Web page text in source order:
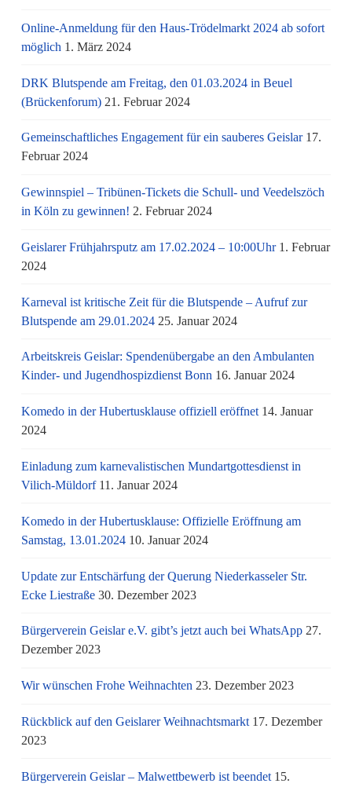
Online-Anmeldung für den Haus-Trödelmarkt 2024 ab sofort
möglich 1. März 2024
DRK Blutspende am Freitag, den 01.03.2024 in Beuel
(Brückenforum) 21. Februar 2024
Gemeinschaftliches Engagement für ein sauberes Geislar 17.
Februar 2024
Gewinnspiel – Tribünen-Tickets die Schull- und Veedelszöch
in Köln zu gewinnen! 2. Februar 2024
Geislarer Frühjahrsputz am 17.02.2024 – 10:00Uhr 1. Februar
2024
Karneval ist kritische Zeit für die Blutspende – Aufruf zur
Blutspende am 29.01.2024 25. Januar 2024
Arbeitskreis Geislar: Spendenübergabe an den Ambulanten
Kinder- und Jugendhospizdienst Bonn 16. Januar 2024
Komedo in der Hubertusklause offiziell eröffnet 14. Januar
2024
Einladung zum karnevalistischen Mundartgottesdienst in
Vilich-Müldorf 11. Januar 2024
Komedo in der Hubertusklause: Offizielle Eröffnung am
Samstag, 13.01.2024 10. Januar 2024
Update zur Entschärfung der Querung Niederkasseler Str.
Ecke Liestraße 30. Dezember 2023
Bürgerverein Geislar e.V. gibt’s jetzt auch bei WhatsApp 27.
Dezember 2023
Wir wünschen Frohe Weihnachten 23. Dezember 2023
Rückblick auf den Geislarer Weihnachtsmarkt 17. Dezember
2023
Bürgerverein Geislar – Malwettbewerb ist beendet 15.